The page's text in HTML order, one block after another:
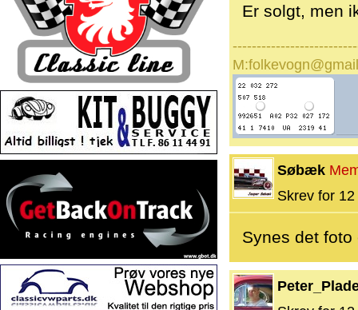
Er solgt, men
Søbæk
Skrev for
Synes det